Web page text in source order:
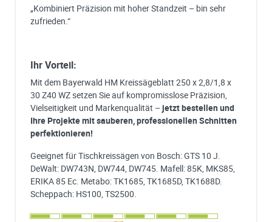
„Kombiniert Präzision mit hoher Standzeit – bin sehr
zufrieden.“
Ihr Vorteil:
Mit dem Bayerwald HM Kreissägeblatt 250 x 2,8/1,8 x
30 Z40 WZ setzen Sie auf kompromisslose Präzision,
Vielseitigkeit und Markenqualität – jetzt bestellen und
Ihre Projekte mit sauberen, professionellen Schnitten
perfektionieren!
Geeignet für Tischkreissägen von Bosch: GTS 10 J.
DeWalt: DW743N, DW744, DW745. Mafell: 85K, MKS85,
ERIKA 85 Ec. Metabo: TK1685, TK1685D, TK1688D.
Scheppach: HS100, TS2500.